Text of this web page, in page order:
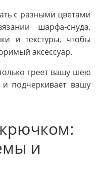
с разными цветами
шарфа-снуда.
и текстуры, чтобы
аксессуар.
греет вашу шею
подчеркивает вашу
и